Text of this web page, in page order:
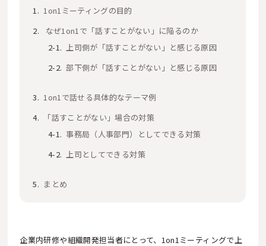
1on1ミーティングの目的
なぜ1on1で「話すことがない」に陥るのか
上司側が「話すことがない」と感じる原因
部下側が「話すことがない」と感じる原因
1on1で話せる具体的なテーマ例
「話すことがない」場合の対策
事務局（人事部門）としてできる対策
上司としてできる対策
まとめ
企業内研修や組織開発担当者にとって、1on1ミーティングで上